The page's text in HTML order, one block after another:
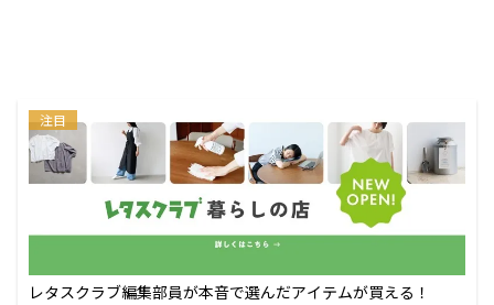
注目
レタスクラブ編集部員が本音で選んだアイテムが買える！